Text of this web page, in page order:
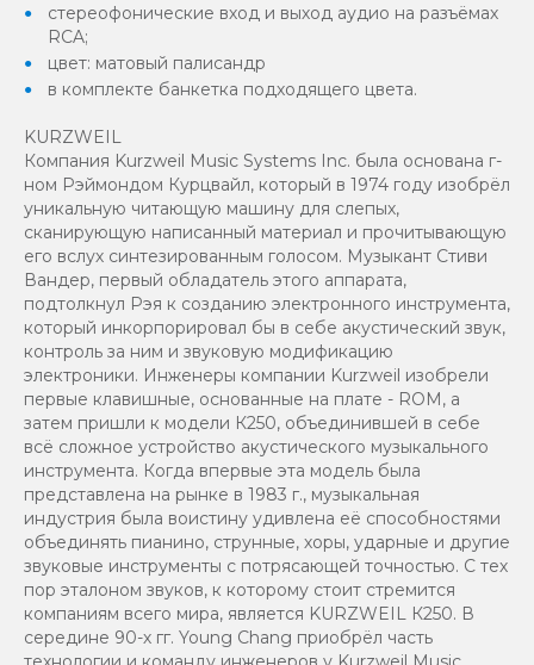
стереофонические вход и выход аудио на разъёмах
RCA;
цвет: матовый палисандр
в комплекте банкетка подходящего цвета.
KURZWEIL
Компания Kurzweil Music Systems Inc. была основана г-
ном Рэймондом Курцвайл, который в 1974 году изобрёл
уникальную читающую машину для слепых,
сканирующую написанный материал и прочитывающую
его вслух синтезированным голосом. Музыкант Стиви
Вандер, первый обладатель этого аппарата,
подтолкнул Рэя к созданию электронного инструмента,
который инкорпорировал бы в себе акустический звук,
контроль за ним и звуковую модификацию
электроники. Инженеры компании Kurzweil изобрели
первые клавишные, основанные на плате - ROM, а
затем пришли к модели К250, объединившей в себе
всё сложное устройство акустического музыкального
инструмента. Когда впервые эта модель была
представлена на рынке в 1983 г., музыкальная
индустрия была воистину удивлена её способностями
объединять пианино, струнные, хоры, ударные и другие
звуковые инструменты с потрясающей точностью. С тех
пор эталоном звуков, к которому стоит стремится
компаниям всего мира, является KURZWEIL К250. В
середине 90-х гг. Young Chang приобрёл часть